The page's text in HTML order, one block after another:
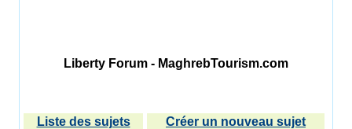
Liberty Forum - MaghrebTourism.com
Liste des sujets Créer un nouveau sujet